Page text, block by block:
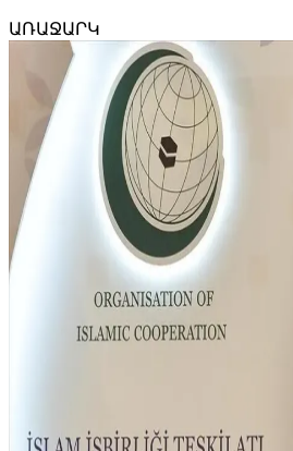
ԱՌԱՋԱՐԿ